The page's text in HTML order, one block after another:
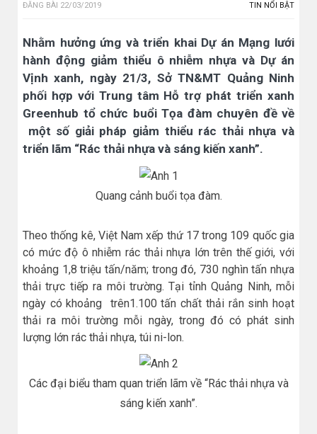
ĐĂNG BÀI 22/03/2019 TIN NỔI BẬT
Nhằm hưởng ứng và triển khai Dự án Mạng lưới
hành động giảm thiểu ô nhiễm nhựa và Dự án
Vịnh xanh, ngày 21/3, Sở TN&MT Quảng Ninh
phối hợp với Trung tâm Hỗ trợ phát triển xanh
Greenhub tổ chức buổi Tọa đàm chuyên đề về
một số giải pháp giảm thiểu rác thải nhựa và
triển lãm “Rác thải nhựa và sáng kiến xanh”.
Quang cảnh buổi tọa đàm.
Theo thống kê, Việt Nam xếp thứ 17 trong 109 quốc gia
có mức độ ô nhiễm rác thải nhựa lớn trên thế giới, với
khoảng 1,8 triệu tấn/năm; trong đó, 730 nghìn tấn nhựa
thải trực tiếp ra môi trường. Tại tỉnh Quảng Ninh, mỗi
ngày có khoảng trên1.100 tấn chất thải rắn sinh hoạt
thải ra môi trường mỗi ngày, trong đó có phát sinh
lượng lớn rác thải nhựa, túi ni-lon.
Các đại biểu tham quan triển lãm về “Rác thải nhựa và
sáng kiến xanh”.